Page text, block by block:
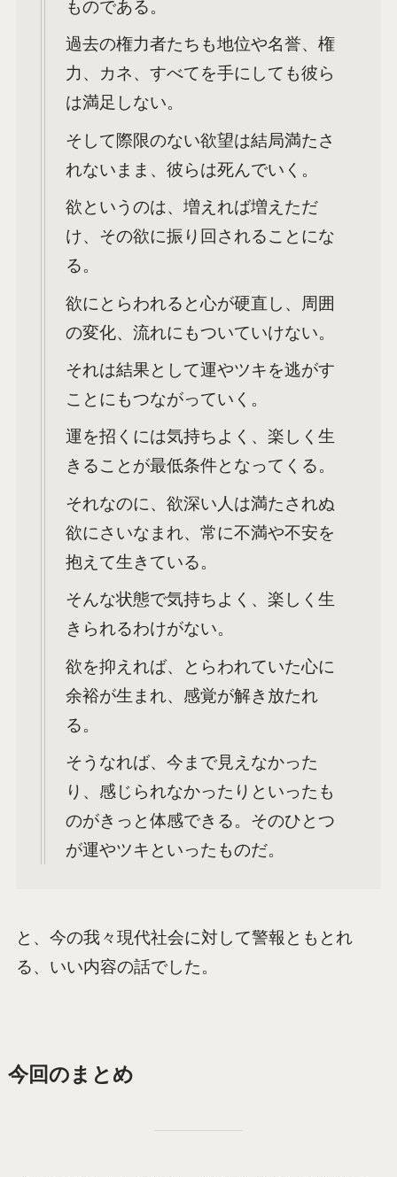
ものである。
過去の権力者たちも地位や名誉、権
力、カネ、すべてを手にしても彼ら
は満足しない。
そして際限のない欲望は結局満たさ
れないまま、彼らは死んでいく。
欲というのは、増えれば増えただ
け、その欲に振り回されることにな
る。
欲にとらわれると心が硬直し、周囲
の変化、流れにもついていけない。
それは結果として運やツキを逃がす
ことにもつながっていく。
運を招くには気持ちよく、楽しく生
きることが最低条件となってくる。
それなのに、欲深い人は満たされぬ
欲にさいなまれ、常に不満や不安を
抱えて生きている。
そんな状態で気持ちよく、楽しく生
きられるわけがない。
欲を抑えれば、とらわれていた心に
余裕が生まれ、感覚が解き放たれ
る。
そうなれば、今まで見えなかった
り、感じられなかったりといったも
のがきっと体感できる。そのひとつ
が運やツキといったものだ。
と、今の我々現代社会に対して警報ともとれ
る、いい内容の話でした。
今回のまとめ